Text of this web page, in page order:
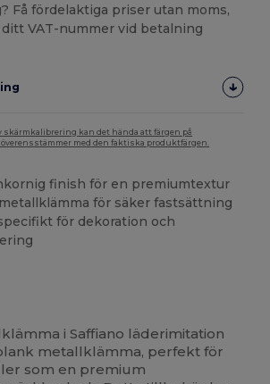
Få fördelaktiga priser utan moms,
VAT-nummer vid betalning
skärmkalibrering kan det hända att färgen på
med den faktiska produktfärgen.
finish för en premiumtextur
för säker fastsättning
för dekoration och
i Saffiano läderimitation
metallklämma, perfekt för
som en premium